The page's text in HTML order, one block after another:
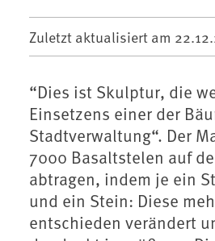
Zuletzt aktualisiert am
“Dies ist Skulptur, die
Einsetzens einer der
Stadtverwaltung“. Der
7000 Basaltstelen auf
abtragen, indem je ein
und ein Stein: Diese
entschieden verändert